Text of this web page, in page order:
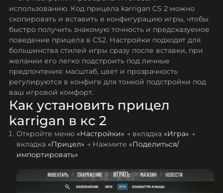
использованию. Код прицела karrigan CS 2 можно
скопировать и вставить в конфигурацию игры, чтобы
быстро получить знакомую точность и предсказуемое
поведение прицела в CS2. Настройки подходят для
большинства стилей игры сразу после вставки, при
желании его легко подстроить под личные
предпочтения: масштаб, цвет и прозрачность
регулируются в конфиге для тонкой подстройки под
ваш игровой комфорт.
Как установить прицел
karrigan в кс 2
Откройте меню «Настройки» → вкладка «Игра» →
вкладка «Прицел» → Нажмите «Поделиться/
импортировать»